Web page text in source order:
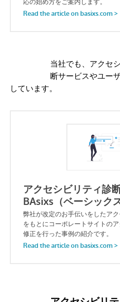
当社でも、アクセ
断サービスやユー
しています。